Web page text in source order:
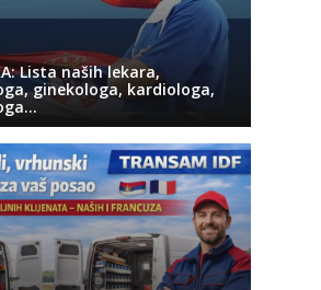
Lista naših lekara,
ginekologa, kardiologa,